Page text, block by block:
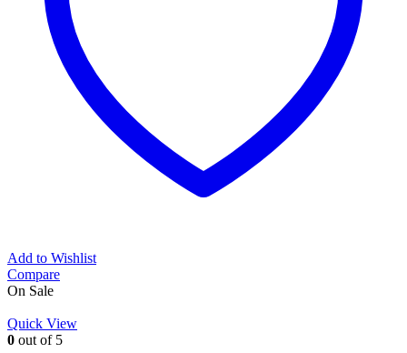
Add to Wishlist
Compare
On Sale
Quick View
0 out of 5